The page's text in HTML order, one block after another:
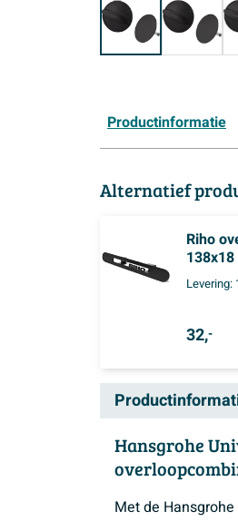
Productinformatie
Alternatief
Riho
138x18
Levering:
32,-
Hansgrohe
Met de